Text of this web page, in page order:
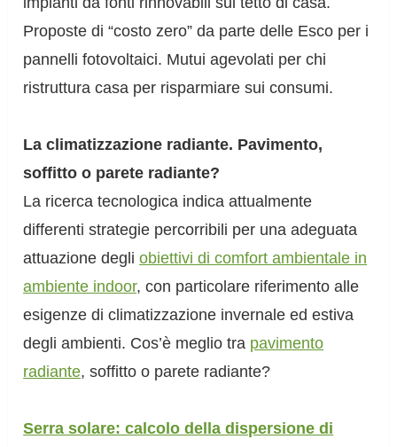
Proposte di “costo zero” da parte delle Esco per i
pannelli fotovoltaici. Mutui agevolati per chi
ristruttura casa per risparmiare sui consumi.
La climatizzazione radiante. Pavimento,
soffitto o parete radiante?
La ricerca tecnologica indica attualmente
differenti strategie percorribili per una adeguata
attuazione degliobiettivi di comfort ambientale in
ambiente indoor, con particolare riferimento alle
esigenze di climatizzazione invernale ed estiva
degli ambienti. Cos’è meglio tra pavimento
radiante, soffitto o parete radiante?
Serra solare: calcolo della dispersione di